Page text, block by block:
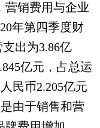
销费用与企业
年第四季度财
出为3.86亿
亿元，占总运
民币2.205亿元
由于销售和营